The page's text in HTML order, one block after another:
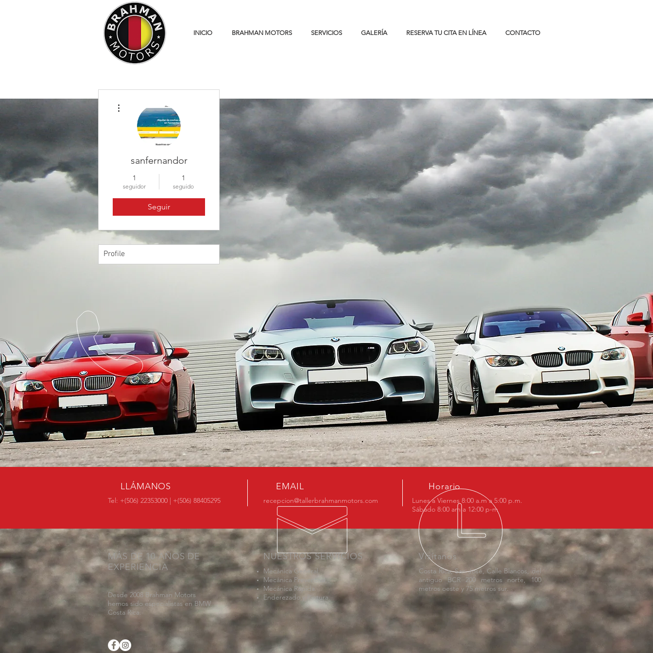
INICIO BRAHMAN MOTORS SERVICIOS GALERÍA RESERVA TU CITA EN LÍNEA CONTACTO
sanfernandor
1
seguidor
1
seguido
Seguir
Profile
LLÁMANOS
Tel: +(506) 22353000 | +(506) 88405295
EMAIL
recepcion@tallerbrahmanmotors.com
Horario
Lunes a Viernes 8:00 a.m a 5:00 p.m.
Sábado 8:00 am a 12:00 p-m
MÁS DE 10 AÑOS DE
EXPERIENCIA
Desde 2008 Brahman Motors
hemos sido especialistas en BMW
Costa Rica.
NUESTROS SERVICIOS
Mecánica General
Mecánica Preventiva
Mecánica Rápida
Enderezado y Pintura
Visítanos
Costa Rica, San José, Calle Blancos, del
antiguo BCR 200 metros norte, 100
metros oeste y 75 metros sur.